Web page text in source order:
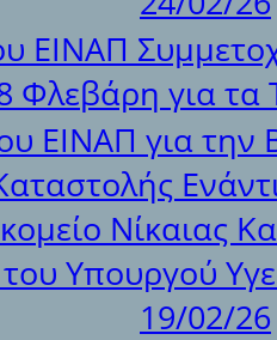
ΕΙΝΑΠ
Φλεβάρη για
ΕΙΝΑΠ για
Νίκαιας
Υπουργού
19/02/26